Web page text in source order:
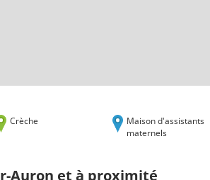
Crèche
Maison d'assistants
maternels
Auron et à proximité